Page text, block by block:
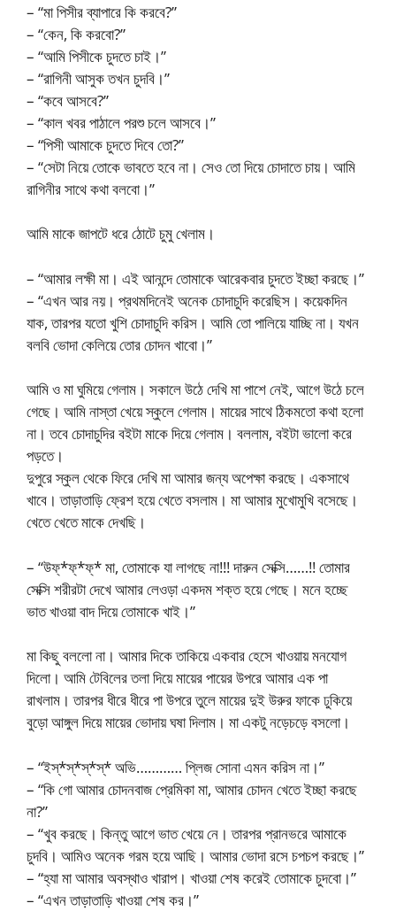
– “মা পিসীর ব্যাপারে কি করবে?”
– “কেন, কি করবো?”
– “আমি পিসীকে চুদতে চাই।”
– “রাগিনী আসুক তখন চুদবি।”
– “কবে আসবে?”
– “কাল খবর পাঠালে পরশু চলে আসবে।”
– “পিসী আমাকে চুদতে দিবে তো?”
– “সেটা নিয়ে তোকে ভাবতে হবে না। সেও তো দিয়ে চোদাতে চায়। আমি
রাগিনীর সাথে কথা বলবো।”
আমি মাকে জাপটে ধরে ঠোটে চুমু খেলাম।
– “আমার লক্ষী মা। এই আনন্দে তোমাকে আরেকবার চুদতে ইচ্ছা করছে।”
– “এখন আর নয়। প্রথমদিনেই অনেক চোদাচুদি করেছিস। কয়েকদিন
যাক, তারপর যতো খুশি চোদাচুদি করিস। আমি তো পালিয়ে যাচ্ছি না। যখন
বলবি ভোদা কেলিয়ে তোর চোদন খাবো।”
আমি ও মা ঘুমিয়ে গেলাম। সকালে উঠে দেখি মা পাশে নেই, আগে উঠে চলে
গেছে। আমি নাস্তা খেয়ে স্কুলে গেলাম। মায়ের সাথে ঠিকমতো কথা হলো
না। তবে চোদাচুদির বইটা মাকে দিয়ে গেলাম। বললাম, বইটা ভালো করে
পড়তে।
দুপুরে স্কুল থেকে ফিরে দেখি মা আমার জন্য অপেক্ষা করছে। একসাথে
খাবে। তাড়াতাড়ি ফ্রেশ হয়ে খেতে বসলাম। মা আমার মুখোমুখি বসেছে।
খেতে খেতে মাকে দেখছি।
– “উফ্*ফ্*ফ্* মা, তোমাকে যা লাগছে না!!! দারুন সেক্সি……!! তোমার
সেক্সি শরীরটা দেখে আমার লেওড়া একদম শক্ত হয়ে গেছে। মনে হচ্ছে
ভাত খাওয়া বাদ দিয়ে তোমাকে খাই।”
মা কিছু বললো না। আমার দিকে তাকিয়ে একবার হেসে খাওয়ায় মনযোগ
দিলো। আমি টেবিলের তলা দিয়ে মায়ের পায়ের উপরে আমার এক পা
রাখলাম। তারপর ধীরে ধীরে পা উপরে তুলে মায়ের দুই উরুর ফাকে ঢুকিয়ে
বুড়ো আঙ্গুল দিয়ে মায়ের ভোদায় ঘষা দিলাম। মা একটু নড়েচড়ে বসলো।
– “ইস্*স্*স্*স্* অভি………… প্লিজ সোনা এমন করিস না।”
– “কি গো আমার চোদনবাজ প্রেমিকা মা, আমার চোদন খেতে ইচ্ছা করছে
না?”
– “খুব করছে। কিন্তু আগে ভাত খেয়ে নে। তারপর প্রানভরে আমাকে
চুদবি। আমিও অনেক গরম হয়ে আছি। আমার ভোদা রসে চপচপ করছে।”
– “হ্যা মা আমার অবস্থাও খারাপ। খাওয়া শেষ করেই তোমাকে চুদবো।”
– “এখন তাড়াতাড়ি খাওয়া শেষ কর।”